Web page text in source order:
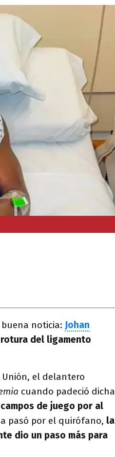
noticia: Johan
del ligamento
Unión, el delantero
cuando padeció dicha
de juego por al
pasó por el quirófano, la
dio un paso más para